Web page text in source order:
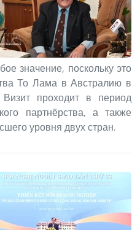
значение, поскольку это
То Лама в Австралию в
Визит проходит в период
партнёрства, а также
уровня двух стран.